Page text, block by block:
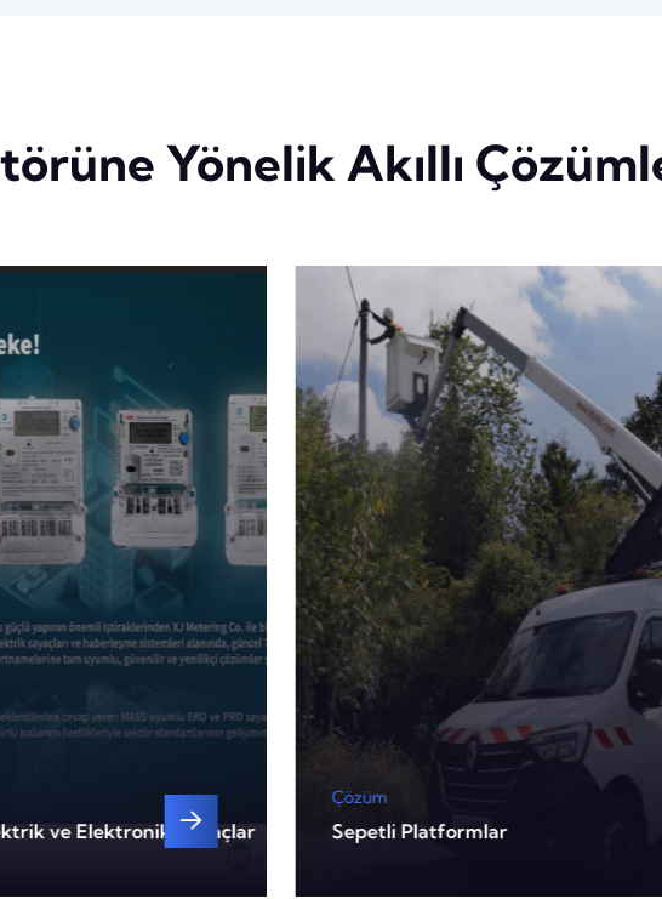
Yönelik Akıllı
ve Elektronik Sayaçlar
Çözüm
Sepetli Platformlar